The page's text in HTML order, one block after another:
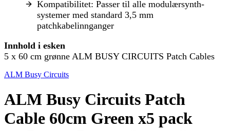
Kompatibilitet: Passer til alle modulærsynth-
systemer med standard 3,5 mm
patchkabelinnganger
Innhold i esken
5 x 60 cm grønne ALM BUSY CIRCUITS Patch Cables
ALM Busy Circuits
ALM Busy Circuits Patch
Cable 60cm Green x5 pack